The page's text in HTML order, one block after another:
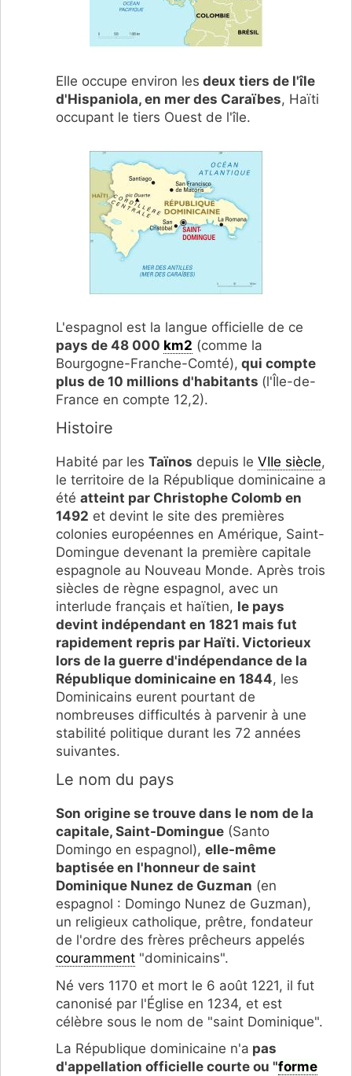
Elle occupe environ les deux tiers de l'île
d'Hispaniola, en mer des Caraïbes, Haïti
occupant le tiers Ouest de l'île.
L'espagnol est la langue officielle de ce
pays de 48 000 km2 (comme la
Bourgogne-Franche-Comté), qui compte
plus de 10 millions d'habitants (l'Île-de-
France en compte 12,2).
Histoire
Habité par les Taïnos depuis le VIIe siècle,
le territoire de la République dominicaine a
été atteint par Christophe Colomb en
1492 et devint le site des premières
colonies européennes en Amérique, Saint-
Domingue devenant la première capitale
espagnole au Nouveau Monde. Après trois
siècles de règne espagnol, avec un
interlude français et haïtien, le pays
devint indépendant en 1821 mais fut
rapidement repris par Haïti. Victorieux
lors de la guerre d'indépendance de la
République dominicaine en 1844, les
Dominicains eurent pourtant de
nombreuses difficultés à parvenir à une
stabilité politique durant les 72 années
suivantes.
Le nom du pays
Son origine se trouve dans le nom de la
capitale, Saint-Domingue (Santo
Domingo en espagnol), elle-même
baptisée en l'honneur de saint
Dominique Nunez de Guzman (en
espagnol : Domingo Nunez de Guzman),
un religieux catholique, prêtre, fondateur
de l'ordre des frères prêcheurs appelés
couramment "dominicains".
Né vers 1170 et mort le 6 août 1221, il fut
canonisé par l'Église en 1234, et est
célèbre sous le nom de "saint Dominique".
La République dominicaine n'a pas
d'appellation officielle courte ou "forme